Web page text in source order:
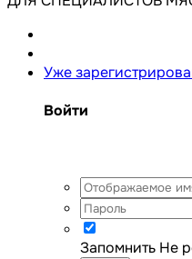
Уже
Войти
Запомнить Не